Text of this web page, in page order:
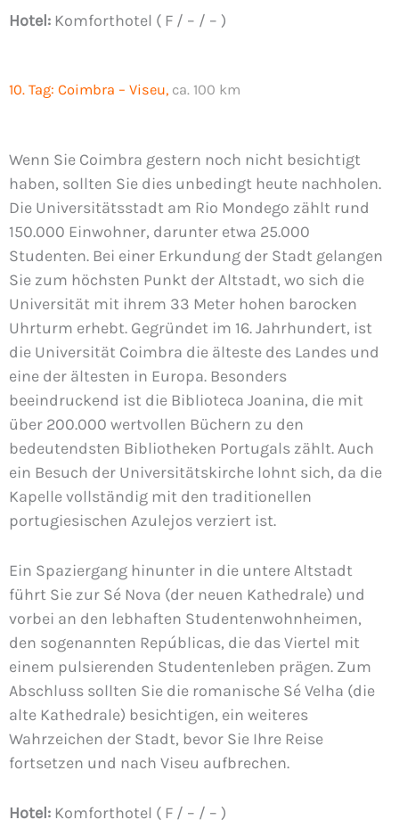
Hotel: Komforthotel ( F / – / – )
10. Tag: Coimbra – Viseu, ca. 100 km
Wenn Sie Coimbra gestern noch nicht besichtigt
haben, sollten Sie dies unbedingt heute nachholen.
Die Universitätsstadt am Rio Mondego zählt rund
150.000 Einwohner, darunter etwa 25.000
Studenten. Bei einer Erkundung der Stadt gelangen
Sie zum höchsten Punkt der Altstadt, wo sich die
Universität mit ihrem 33 Meter hohen barocken
Uhrturm erhebt. Gegründet im 16. Jahrhundert, ist
die Universität Coimbra die älteste des Landes und
eine der ältesten in Europa. Besonders
beeindruckend ist die Biblioteca Joanina, die mit
über 200.000 wertvollen Büchern zu den
bedeutendsten Bibliotheken Portugals zählt. Auch
ein Besuch der Universitätskirche lohnt sich, da die
Kapelle vollständig mit den traditionellen
portugiesischen Azulejos verziert ist.
Ein Spaziergang hinunter in die untere Altstadt
führt Sie zur Sé Nova (der neuen Kathedrale) und
vorbei an den lebhaften Studentenwohnheimen,
den sogenannten Repúblicas, die das Viertel mit
einem pulsierenden Studentenleben prägen. Zum
Abschluss sollten Sie die romanische Sé Velha (die
alte Kathedrale) besichtigen, ein weiteres
Wahrzeichen der Stadt, bevor Sie Ihre Reise
fortsetzen und nach Viseu aufbrechen.
Hotel: Komforthotel ( F / – / – )